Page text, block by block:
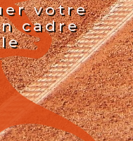
votre
cadre